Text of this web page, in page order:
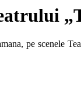
pe scenele